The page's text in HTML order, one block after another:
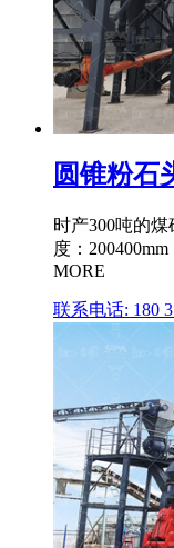
圆锥粉石
时产300吨的
度：
MORE
联系电话: 180